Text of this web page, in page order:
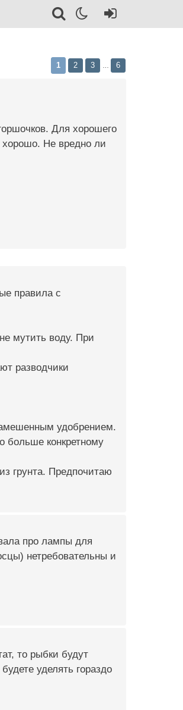
1 2 3 6
Для хорошего
хорошо. Не вредно ли
правила с
мутить воду. При
разводчики
удобрением.
больше конкретному
грунта. Предпочитаю
про лампы для
нетребовательны и
то рыбки будут
уделять гораздо